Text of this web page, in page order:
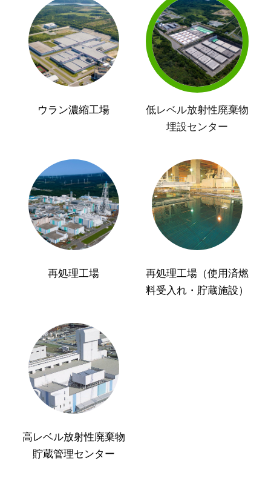
ウラン濃縮工場
低レベル放射性廃棄物
埋設センター
再処理工場
再処理工場（使用済燃
料受入れ・貯蔵施設）
高レベル放射性廃棄物
貯蔵管理センター